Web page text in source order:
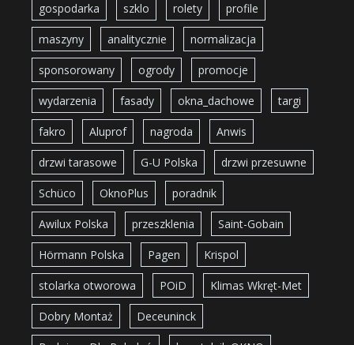
gospodarka szklo rolety profile
maszyny analitycznie normalizacja
sponsorowany ogrody promocje
wydarzenia fasady okna_dachowe targi
fakro Aluprof nagroda Anwis
drzwi tarasowe G-U Polska drzwi przesuwne
Schüco OknoPlus poradnik
Awilux Polska przeszklenia Saint-Gobain
Hörmann Polska Pagen Krispol
stolarka otworowa POiD Klimas Wkręt-Met
Dobry Montaż Deceuninck